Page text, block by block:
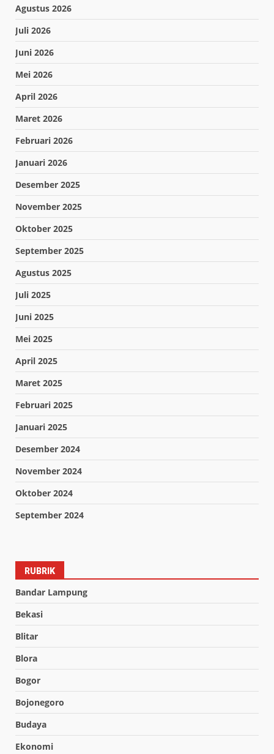
Agustus 2026
Juli 2026
Juni 2026
Mei 2026
April 2026
Maret 2026
Februari 2026
Januari 2026
Desember 2025
November 2025
Oktober 2025
September 2025
Agustus 2025
Juli 2025
Juni 2025
Mei 2025
April 2025
Maret 2025
Februari 2025
Januari 2025
Desember 2024
November 2024
Oktober 2024
September 2024
RUBRIK
Bandar Lampung
Bekasi
Blitar
Blora
Bogor
Bojonegoro
Budaya
Ekonomi